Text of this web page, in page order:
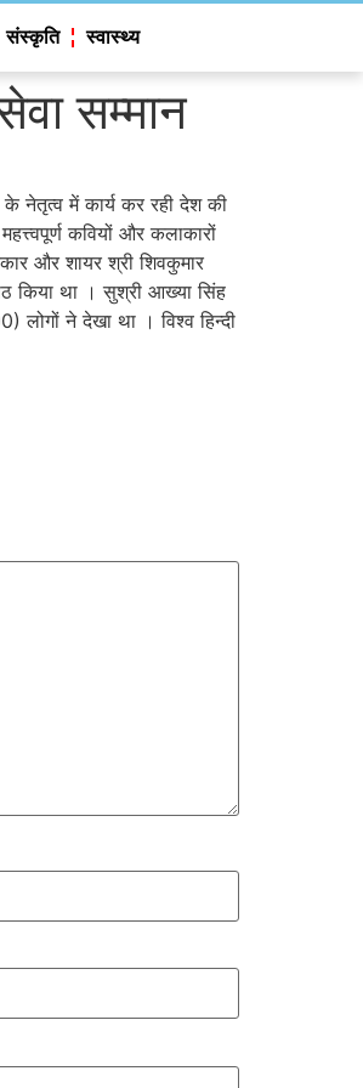
संस्कृति स्वास्थ्य
सम्मान
के नेतृत्व में कार्य कर रही देश की
कवियों और कलाकारों
और शायर श्री शिवकुमार
किया था । सुश्री आख्या सिंह
लोगों ने देखा था । विश्व हिन्दी